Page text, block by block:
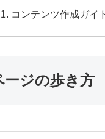
コンテンツ作成ガイ
ジの歩き方